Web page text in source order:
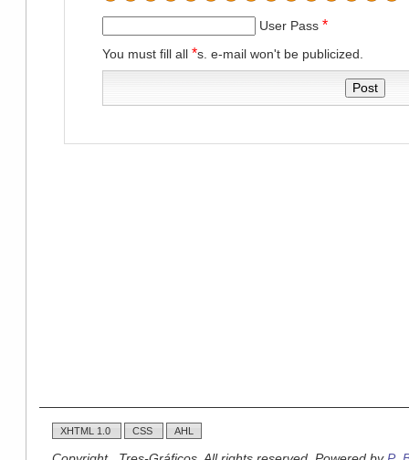
User Pass *
You must fill all *s. e-mail won't be publicized.
XHTML 1.0 CSS AHL